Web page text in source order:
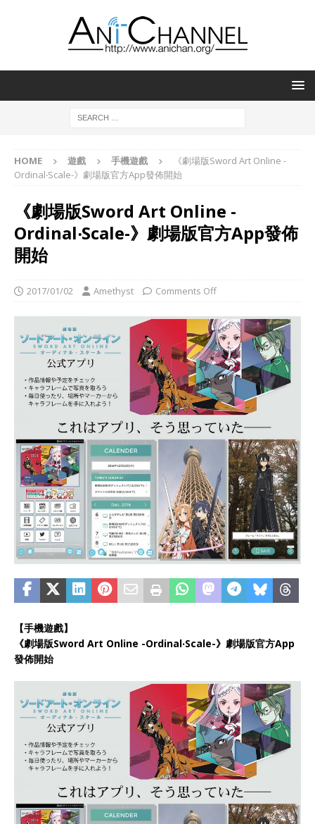
HOME 遊戲 手機遊戲
《劇場版Sword Art Online -
Ordinal‧Scale-》劇場版官方App發佈開始
《劇場版Sword Art Online -
Ordinal‧Scale-》劇場版官方App發佈
開始
2017/01/02 Amethyst Comments Off
【手機遊戲】
《劇場版Sword Art Online -Ordinal‧Scale-》劇場版官方App
發佈開始